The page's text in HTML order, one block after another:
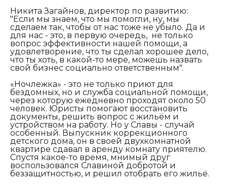
Никита Загайнов, директор по развитию:
"Если мы знаем, что мы помогли, ну, мы
сделаем так, чтобы от нас тоже не убыло. Да и
для нас - это, в первую очередь, не только
вопрос эффективности нашей помощи, а
удовлетворение, что ты сделал хорошее дело,
что ты хоть, в какой-то мере, можешь назвать
свой бизнес социально ответственным".
«Ночлежка» - это не только приют для
бездомных, но и служба социальной помощи,
через которую ежедневно проходят около 50
человек. Юристы помогают восстановить
документы, решить вопрос с жильём и
устройством на работу. Но у Славы - случай
особенный. Выпускник коррекционного
детского дома, он в своей двухкомнатной
квартире сдавал в аренду комнату приятелю.
Спустя какое-то время, мнимый друг
воспользовался Славиной добротой и
беззащитностью, и решил отобрать его жильё.